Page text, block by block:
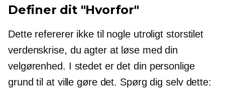
Definer dit "Hvorfor"
Dette refererer ikke til nogle utroligt storstilet
verdenskrise, du agter at løse med din
velgørenhed. I stedet er det din personlige
grund til at ville gøre det. Spørg dig selv dette: